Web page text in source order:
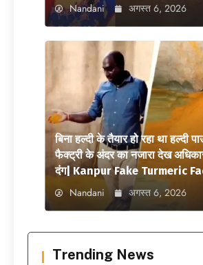
Nandani अगस्त 6, 2026
बिना हल्दी के तैयार हो रहा था हल्दी
फैक्ट्री के अंदर का नजारा देख
दंग| Kanpur Fake Turmeric
Nandani अगस्त 6, 2026
Trending News